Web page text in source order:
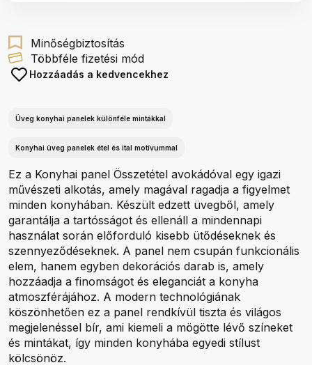
Minőségbiztosítás
Többféle fizetési mód
Hozzáadás a kedvencekhez
Üveg konyhai panelek különféle mintákkal
Konyhai üveg panelek étel és ital motívummal
Ez a Konyhai panel Összetétel avokádóval egy igazi
művészeti alkotás, amely magával ragadja a figyelmet
minden konyhában. Készült edzett üvegből, amely
garantálja a tartósságot és ellenáll a mindennapi
használat során előforduló kisebb ütődéseknek és
szennyeződéseknek. A panel nem csupán funkcionális
elem, hanem egyben dekorációs darab is, amely
hozzáadja a finomságot és eleganciát a konyha
atmoszférájához. A modern technológiának
köszönhetően ez a panel rendkívül tiszta és világos
megjelenéssel bír, ami kiemeli a mögötte lévő színeket
és mintákat, így minden konyhába egyedi stílust
kölcsönöz.